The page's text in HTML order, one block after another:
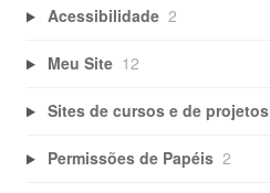
Acessibilidade 2
Meu Site 12
Sites de cursos e de projetos
Permissões de Papéis 2